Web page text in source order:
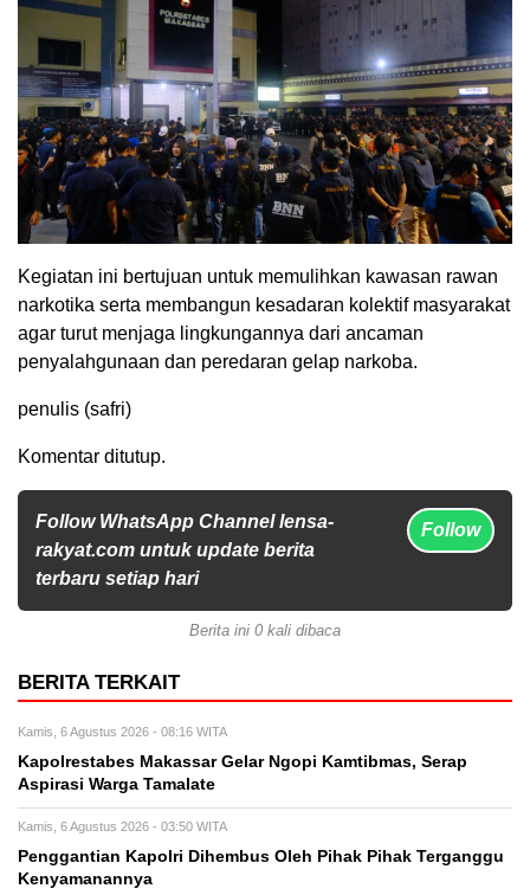
Kegiatan ini bertujuan untuk memulihkan kawasan rawan
narkotika serta membangun kesadaran kolektif masyarakat
agar turut menjaga lingkungannya dari ancaman
penyalahgunaan dan peredaran gelap narkoba.
penulis (safri)
Komentar ditutup.
Follow WhatsApp Channel lensa-
rakyat.com untuk update berita
terbaru setiap hari
Follow
Berita ini 0 kali dibaca
BERITA TERKAIT
Kamis, 6 Agustus 2026 - 08:16 WITA
Kapolrestabes Makassar Gelar Ngopi Kamtibmas, Serap
Aspirasi Warga Tamalate
Kamis, 6 Agustus 2026 - 03:50 WITA
Penggantian Kapolri Dihembus Oleh Pihak Pihak Terganggu
Kenyamanannya